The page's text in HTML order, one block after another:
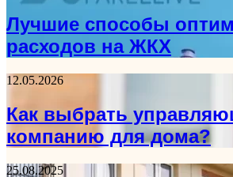
Лучшие способы
расходов на ЖКХ
12.05.2026
Как выбрать
компанию для дома?
25.08.2025